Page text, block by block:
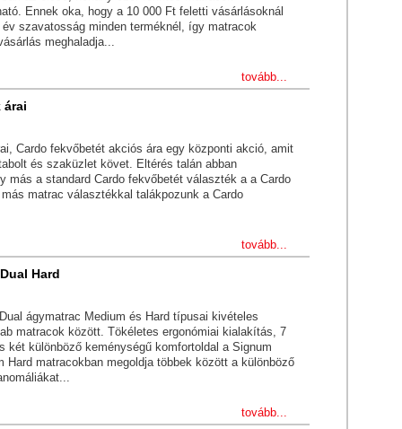
Ennek oka, hogy a 10 000 Ft feletti vásárlásoknál
év szavatosság minden terméknél, így matracok
meghaladja...
tovább...
árai
Cardo fekvőbetét akciós ára egy központi akció, amit
és szaküzlet követ. Eltérés talán abban
más a standard Cardo fekvőbetét választék a a Cardo
matrac választékkal talákpozunk a Cardo
tovább...
Hard
ágymatrac Medium és Hard típusai kivételes
matracok között. Tökéletes ergonómiai kialakítás, 7
két különböző keménységű komfortoldal a Signum
Hard matracokban megoldja többek között a különböző
tovább...